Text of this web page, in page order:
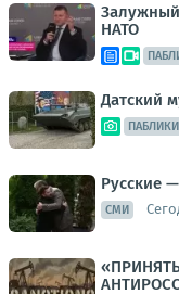
НАТО
Датский
ПАБЛИКИ
Русские
СМИ